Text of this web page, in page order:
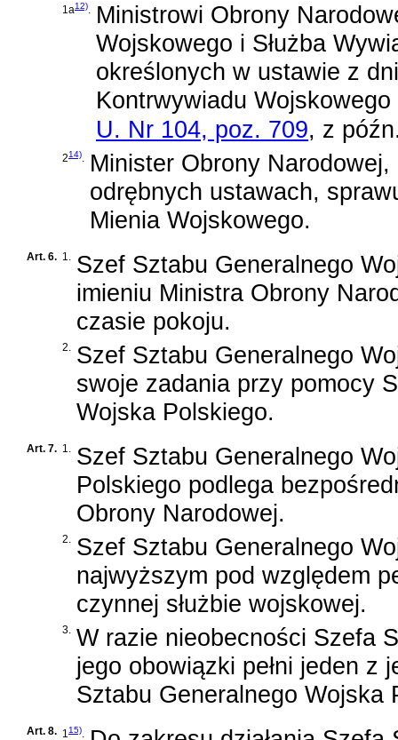
1a12). Ministrowi Obrony
Wojskowego i Służba
określonych w ustawie z
Kontrwywiadu
U. Nr 104, poz. 709, z
214). Minister Obrony
odrębnych ustawach,
Mienia Wojskowego.
Art. 6. 1. Szef Sztabu Generalnego
imieniu Ministra Obrony
czasie pokoju.
2. Szef Sztabu Generalnego
swoje zadania przy pomocy
Wojska Polskiego.
Art. 7. 1. Szef Sztabu Generalnego
Polskiego podlega
Obrony Narodowej.
2. Szef Sztabu Generalnego
najwyższym pod względem
czynnej służbie wojskowej.
3. W razie nieobecności Szefa
jego obowiązki pełni jeden z
Sztabu Generalnego Wojska
Art. 8. 115).